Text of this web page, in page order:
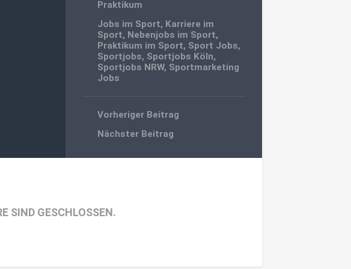
Praktikum
Jobs im Sport, Karriere im
Sport, Nebenjobs im Sport,
Praktikum im Sport, Sport Jobs,
Sportjobs, Sportjobs Köln,
Sportjobs NRW, Sportmarketing
Jobs
Vorheriger Beitrag
Nächster Beitrag
SIND GESCHLOSSEN.